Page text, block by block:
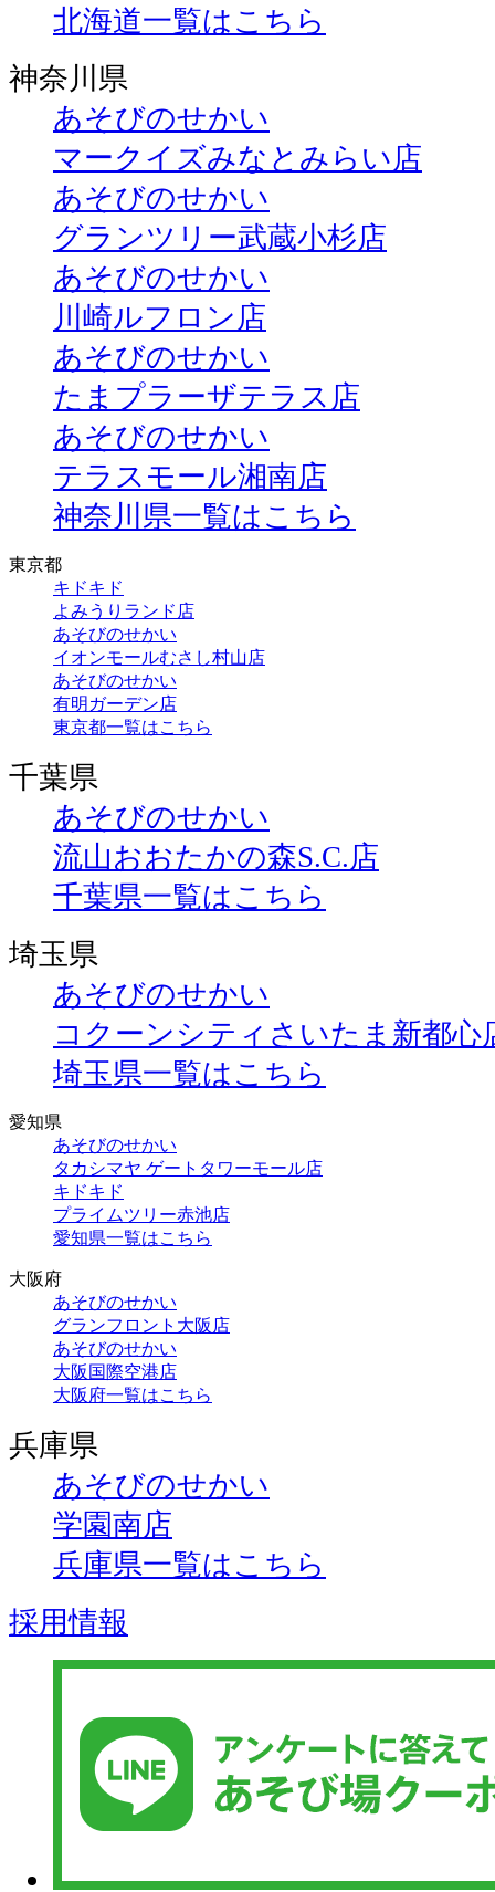
北海道一覧はこちら
神奈川県
あそびのせかい
マークイズみなとみらい店
あそびのせかい
グランツリー武蔵小杉店
あそびのせかい
川崎ルフロン店
あそびのせかい
たまプラーザテラス店
あそびのせかい
テラスモール湘南店
神奈川県一覧はこちら
東京都
キドキド
よみうりランド店
あそびのせかい
イオンモールむさし村山店
あそびのせかい
有明ガーデン店
東京都一覧はこちら
千葉県
あそびのせかい
流山おおたかの森S.C.店
千葉県一覧はこちら
埼玉県
あそびのせかい
コクーンシティさいたま新都心
埼玉県一覧はこちら
愛知県
あそびのせかい
タカシマヤ ゲートタワーモール店
キドキド
プライムツリー赤池店
愛知県一覧はこちら
大阪府
あそびのせかい
グランフロント大阪店
あそびのせかい
大阪国際空港店
大阪府一覧はこちら
兵庫県
あそびのせかい
学園南店
兵庫県一覧はこちら
採用情報